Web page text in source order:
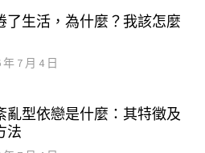
了生活，為什麼？我該怎麼
年 7 月 4 日
亂型依戀是什麼：其特徵及
法